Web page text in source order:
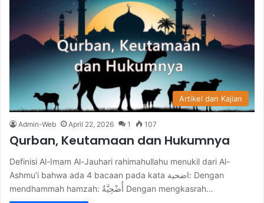
Artikel dan Kajian
Admin-Web April 22, 2026 1 107
Qurban, Keutamaan dan Hukumnya
Definisi Al-Imam Al-Jauhari rahimahullahu menukil dari Al-
Ashmu’i bahwa ada 4 bacaan pada kata اضحية: Dengan
mendhammah hamzah: أُضْحِيَّةٌ Dengan mengkasrah…